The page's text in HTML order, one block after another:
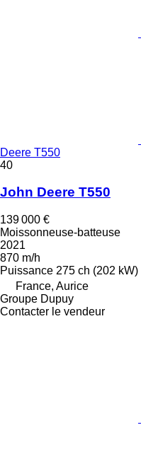
Deere T550
40
John Deere T550
139 000 €
Moissonneuse-batteuse
2021
870 m/h
Puissance 275 ch (202 kW)
France, Aurice
Groupe Dupuy
Contacter le vendeur